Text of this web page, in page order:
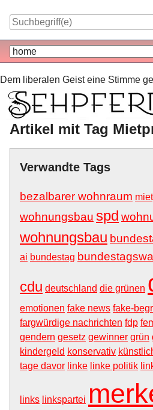
Navigation
Dem liberalen Geist eine Stimme
Artikel mit Tag
Verwandte Tags
bezalbarer wohnraum
wohnungsbau spd
wohnungsbau
ai bundestag
cdu deutschland die grünen
emotionen fake news fake-
fargwürdige nachrichten fdp
gendern gesetz gewinner grün
kindergeld konservativ
tage davor linke linke politik
links linkspartei